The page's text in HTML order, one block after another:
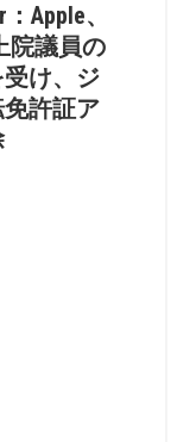
Apple、
院議員の
け、ジ
免許証ア